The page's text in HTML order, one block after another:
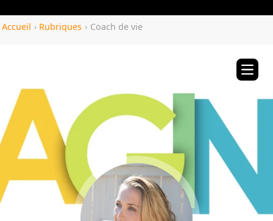
Accueil › Rubriques › Coach de vie